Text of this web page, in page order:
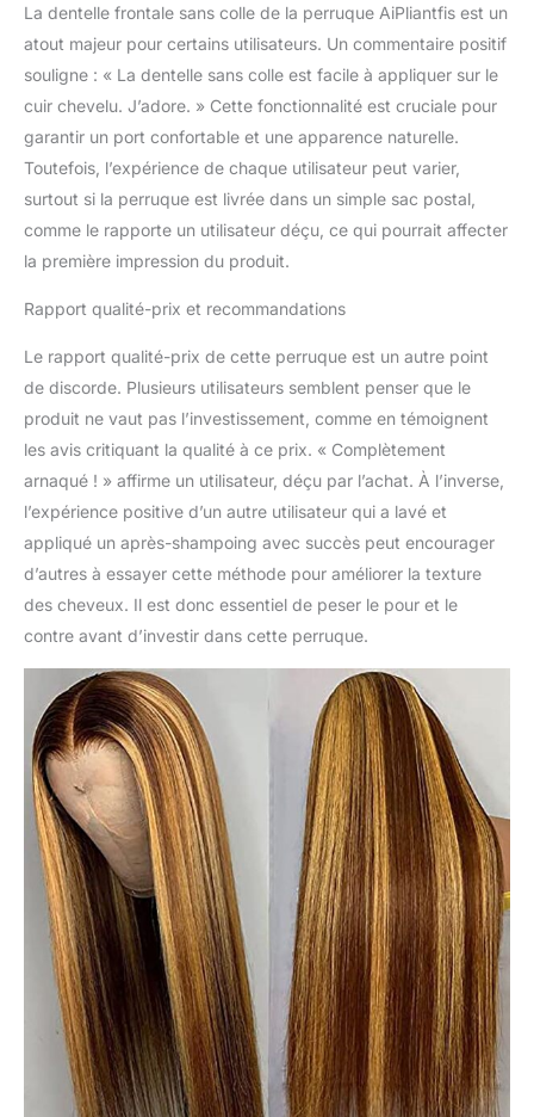
livraison pour Amazon
Prime, retour et échange
inconditionnels. Mais
veuillez faire attention à
l'emballage. Si vous avez
des questions, veuillez
nous contacter
rapidement.
La dentelle frontale sans colle de la perruque AiPliantfis est un
atout majeur pour certains utilisateurs. Un commentaire positif
souligne : « La dentelle sans colle est facile à appliquer sur le
cuir chevelu. J’adore. » Cette fonctionnalité est cruciale pour
garantir un port confortable et une apparence naturelle.
Toutefois, l’expérience de chaque utilisateur peut varier,
surtout si la perruque est livrée dans un simple sac postal,
comme le rapporte un utilisateur déçu, ce qui pourrait affecter
la première impression du produit.
Rapport qualité-prix et recommandations
Le rapport qualité-prix de cette perruque est un autre point
de discorde. Plusieurs utilisateurs semblent penser que le
produit ne vaut pas l’investissement, comme en témoignent
les avis critiquant la qualité à ce prix. « Complètement
arnaqué ! » affirme un utilisateur, déçu par l’achat. À l’inverse,
l’expérience positive d’un autre utilisateur qui a lavé et
appliqué un après-shampoing avec succès peut encourager
d’autres à essayer cette méthode pour améliorer la texture
des cheveux. Il est donc essentiel de peser le pour et le
contre avant d’investir dans cette perruque.